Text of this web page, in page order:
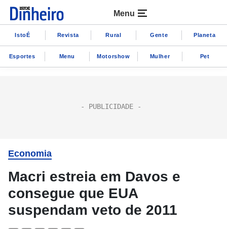
Menu
IstoÉ Revista Rural Gente Planeta
Esportes Menu Motorshow Mulher Pet
Economia
Macri estreia em Davos e
consegue que EUA
suspendam veto de 2011